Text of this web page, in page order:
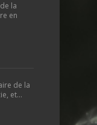
la
en
de la
et...